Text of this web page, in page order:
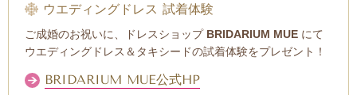
ウエディングドレス 試着体験
ご成婚のお祝いに、ドレスショップ BRIDARIUM MUE にて
ウエディングドレス＆タキシードの試着体験をプレゼント！
BRIDARIUM MUE公式HP